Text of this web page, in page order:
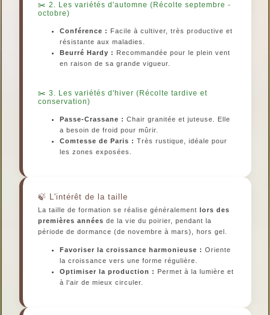
2. Les variétés d'automne (Récolte septembre -
octobre)
Conférence :
Facile à cultiver, très productive et
résistante aux maladies.
Beurré Hardy :
Recommandée pour le plein vent
en raison de sa grande vigueur.
3. Les variétés d'hiver (Récolte tardive et
conservation)
Passe-Crassane : Chair granitée et juteuse. Elle
a besoin de froid pour mûrir.
Comtesse de Paris : Très rustique, idéale pour
les zones exposées.
L'intérêt de la taille
La taille de formation se réalise généralement
lors des
premières années de la vie du poirier, pendant la
période de dormance (de novembre à mars), hors gel.
Favoriser la croissance harmonieuse : Oriente
la croissance vers une forme régulière.
Optimiser la production :
Permet à la lumière et
à l'air de mieux circuler.